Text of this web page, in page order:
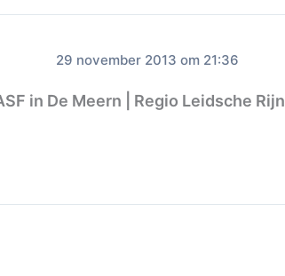
29 november 2013 om 21:36
in De Meern | Regio Leidsche Rijn